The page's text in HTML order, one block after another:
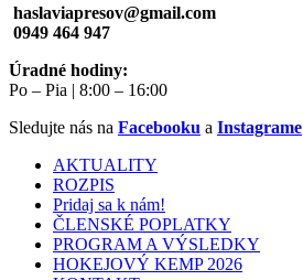
haslaviapresov@gmail.com
0949 464 947
Úradné hodiny:
Po – Pia | 8:00 – 16:00
Sledujte nás na Facebooku a Instagrame
AKTUALITY
ROZPIS
Pridaj sa k nám!
ČLENSKÉ POPLATKY
PROGRAM A VÝSLEDKY
HOKEJOVÝ KEMP 2026